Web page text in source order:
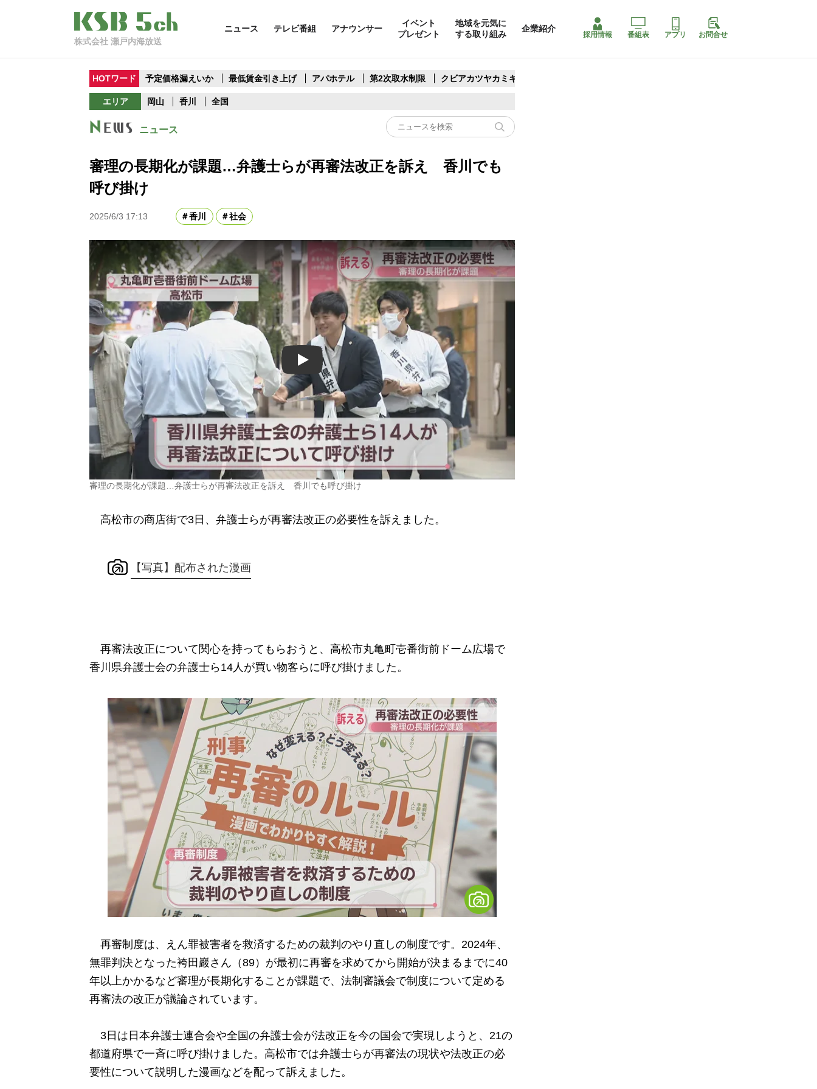
株式会社 瀬戸内海放送
ニュース テレビ番組 アナウンサー
イベント
プレゼント
地域を元気に
する取り組み
企業紹介
採用情報 番組表 アプリ お問合せ
HOTワード 予定価格漏えいか 最低賃金引き上げ アパホテル 第2次取水制限 クビアカツヤカミキリ
エリア 岡山 香川 全国
ニュース
審理の長期化が課題…弁護士らが再審法改正を訴え 香川でも
呼び掛け
2025/6/3 17:13 香川 社会
Play
審理の長期化が課題…弁護士らが再審法改正を訴え 香川でも呼び掛け
高松市の商店街で3日、弁護士らが再審法改正の必要性を訴えました。
【写真】配布された漫画
再審法改正について関心を持ってもらおうと、 高松市丸亀町壱番街前ドーム広場で
香川県弁護士会の弁護士ら14人が買い物客らに呼び掛けました。
再審制度は、えん罪被害者を救済するための裁判のやり直しの制度です。2024年、
無罪判決となった袴田巖さん（89）が最初に再審を求めてから開始が決まるまでに40
年以上かかるなど審理が長期化することが課題で、法制審議会で制度について定める
再審法の改正が議論されています。
3日は日本弁護士連合会や全国の弁護士会が法改正を今の国会で実現しようと、21の
都道府県で一斉に呼び掛けました。高松市では弁護士らが再審法の現状や法改正の必
要性について説明した漫画などを配って訴えました。